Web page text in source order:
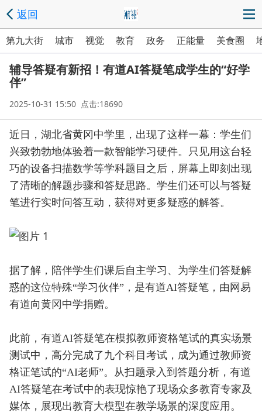
返回
第九大街 城市 视觉 教育 政务 正能量 美食圈
辅导答疑有新招！有道AI答疑笔成学生的“好学
伴”
2025-10-31 15:50 点击:18690
近日，湖北省黄冈中学里，出现了这样一幕：学生们
兴致勃勃地体验着一款智能学习硬件。只见用这台轻
巧的设备扫描数学等学科题目之后，屏幕上即刻出现
了清晰的解题步骤和答疑思路。学生们还可以与答疑
笔进行实时问答互动，获得对更多疑惑的解答。
据了解，陪伴学生们课后自主学习、为学生们答疑解
惑的这位特殊“学习伙伴”，是有道AI答疑笔，由网易
有道向黄冈中学捐赠。
此前，有道AI答疑笔在模拟教师资格笔试的真实场景
测试中，高分完成了九个科目考试，成为通过教师资
格证笔试的“AI老师”。从扫题录入到答题分析，有道
AI答疑笔在考试中的表现惊艳了现场众多教育专家及
媒体，展现出教育大模型在教学场景的深度应用。